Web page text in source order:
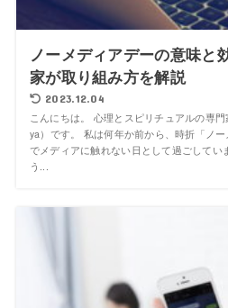
ノーメディアデーの意味と
家が取り組み方を解説
2023.12.04
こんにちは。 心理とスピリチュアルの専
ya）です。 私は何年か前から、時折「ノ
でメディアに触れない日として過ごして
う...